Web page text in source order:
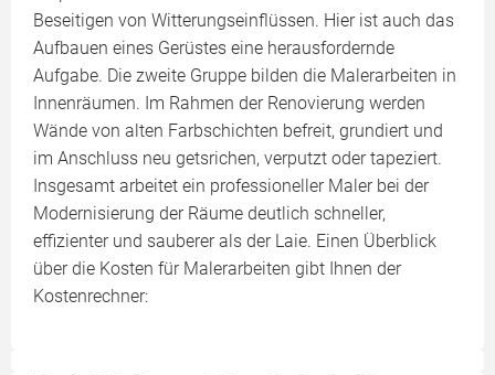
Beseitigen von Witterungseinflüssen. Hier ist auch das
Aufbauen eines Gerüstes eine herausfordernde
Aufgabe. Die zweite Gruppe bilden die Malerarbeiten in
Innenräumen. Im Rahmen der Renovierung werden
Wände von alten Farbschichten befreit, grundiert und
im Anschluss neu getsrichen, verputzt oder tapeziert.
Insgesamt arbeitet ein professioneller Maler bei der
Modernisierung der Räume deutlich schneller,
effizienter und sauberer als der Laie. Einen Überblick
über die Kosten für Malerarbeiten gibt Ihnen der
Kostenrechner: